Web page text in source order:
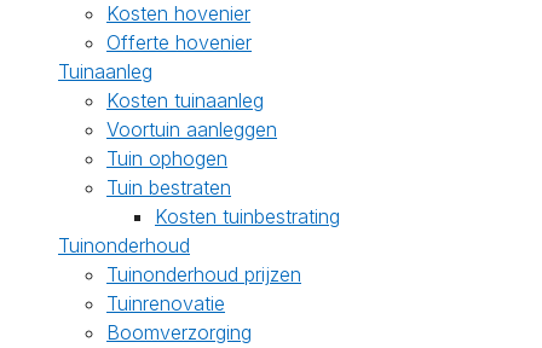
Kosten hovenier
Offerte hovenier
Tuinaanleg
Kosten tuinaanleg
Voortuin aanleggen
Tuin ophogen
Tuin bestraten
Kosten tuinbestrating
Tuinonderhoud
Tuinonderhoud prijzen
Tuinrenovatie
Boomverzorging